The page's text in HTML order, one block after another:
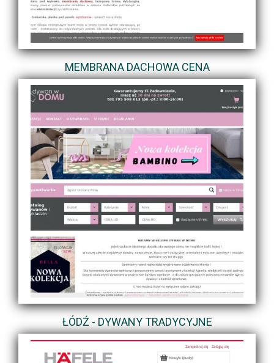
MEMBRANA DACHOWA CENA
ŁÓDŹ - DYWANY TRADYCYJNE